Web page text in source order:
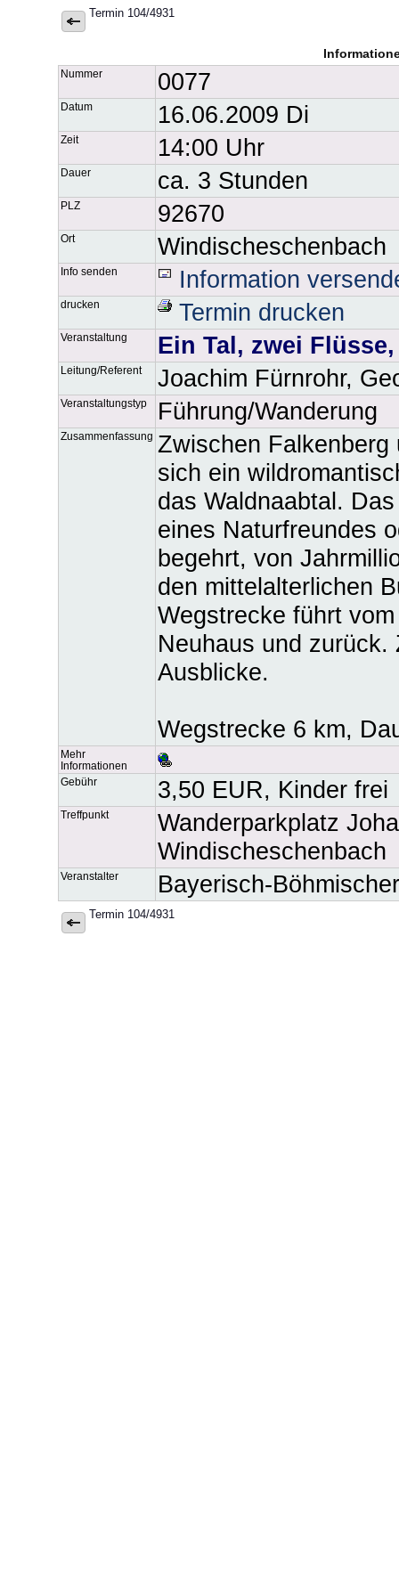
Termin 104/4931
Nummer 0077
Datum 16.06.2009 Di
Zeit 14:00 Uhr
Dauer ca. 3 Stunden
PLZ 92670
Ort Windischeschenbach
Info senden Information
drucken Termin drucken
Veranstaltung Ein Tal, zwei
Leitung/Referent Joachim Fürnrohr,
Veranstaltungstyp Führung/Wanderung
Zusammenfassung Zwischen
sich ein
das Waldnaabtal.
eines Naturfreundes
begehrt, von
den mittelalterlichen
Wegstrecke führt
Neuhaus und
Ausblicke.
Wegstrecke 6 km,
Mehr
Informationen
Gebühr
3,50 EUR, Kinder frei
Treffpunkt
Wanderparkplatz
Windischeschenbach
Veranstalter Bayerisch-
Termin 104/4931